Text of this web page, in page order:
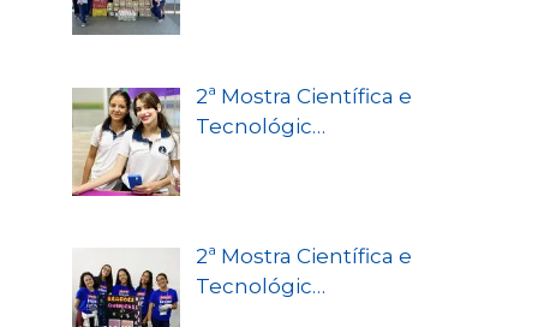
2ª Mostra Científica e
Tecnológic…
2ª Mostra Científica e
Tecnológic…